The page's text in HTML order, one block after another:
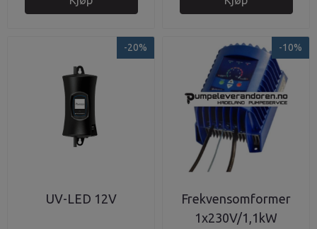
-20%
UV-LED 12V
-10%
Frekvensomformer
1x230V/1,1kW